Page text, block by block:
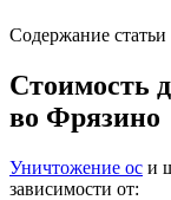
Содержание статьи
Стоимость
во Фрязино
Уничтожение ос и
зависимости от: